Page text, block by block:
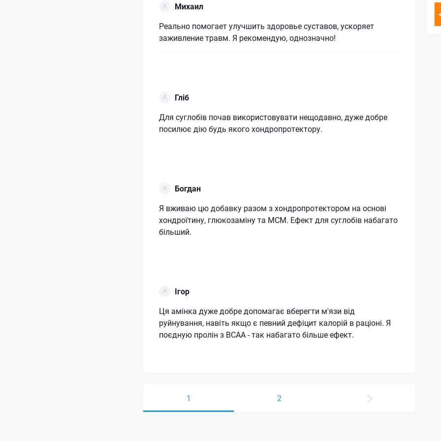
Михаил
Реально помогает улучшить здоровье суставов, ускоряет
заживление травм. Я рекомендую, однозначно!
Гліб
Для суглобів почав використовувати нещодавно, дуже добре
посилює дію будь якого хондропротектору.
Богдан
Я вживаю цю добавку разом з хондропротектором на основі
хондроїтину, глюкозаміну та МСМ. Ефект для суглобів набагато
більший.
Ігор
Ця амінка дуже добре допомагає вберегти м'язи від
руйнування, навіть якщо є певний дефіцит калорій в раціоні. Я
поєдную пролін з ВСАА - так набагато більше ефект.
1 2